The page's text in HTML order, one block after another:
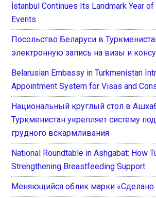
İstanbul Continues Its Landmark Year
Events
Посольство Беларуси в
электронную запись на визы и
Belarusian Embassy in Turkmenistan
Appointment System for Visas and
Национальный круглый стол в
Туркменистан укрепляет систему
грудного вскармливания
National Roundtable in Ashgabat: How
Strengthening Breastfeeding Support
Меняющийся облик марки «Сделано